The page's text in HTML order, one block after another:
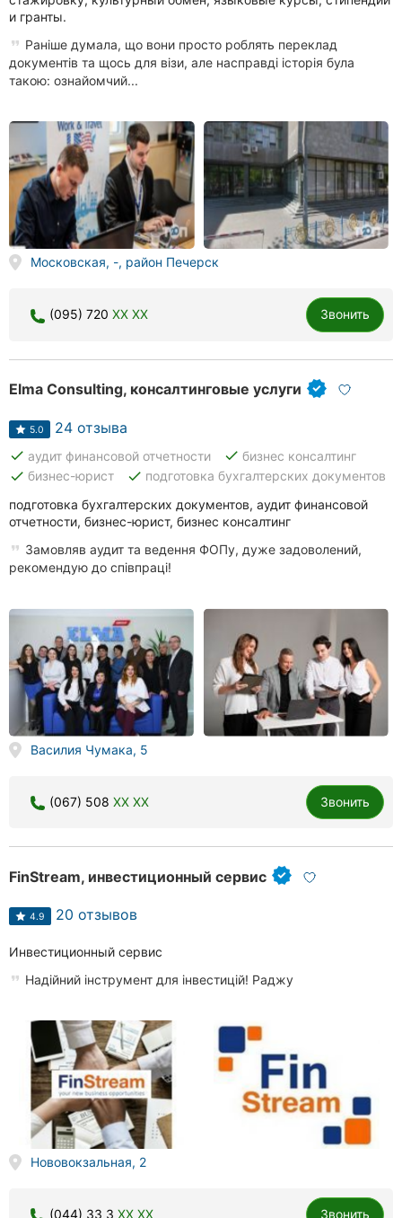
и гранты.
Раніше думала, що вони просто роблять переклад
документів та щось для візи, але насправді історія була
такою: ознайомчий...
Московская, -, район Печерск
(095) 720 XX XX Звонить
Elma Consulting, консалтинговые услуги
5.0 24 отзыва
done аудит финансовой отчетности done бизнес консалтинг
done бизнес-юрист done подготовка бухгалтерских документов
подготовка бухгалтерских документов, аудит финансовой
отчетности, бизнес-юрист, бизнес консалтинг
Замовляв аудит та ведення ФОПу, дуже задоволений,
рекомендую до співпраці!
Василия Чумака, 5
(067) 508 XX XX Звонить
FinStream, инвестиционный сервис
4.9 20 отзывов
Инвестиционный сервис
Надійний інструмент для інвестицій! Раджу
Нововокзальная, 2
(044) 33 3 XX XX Звонить